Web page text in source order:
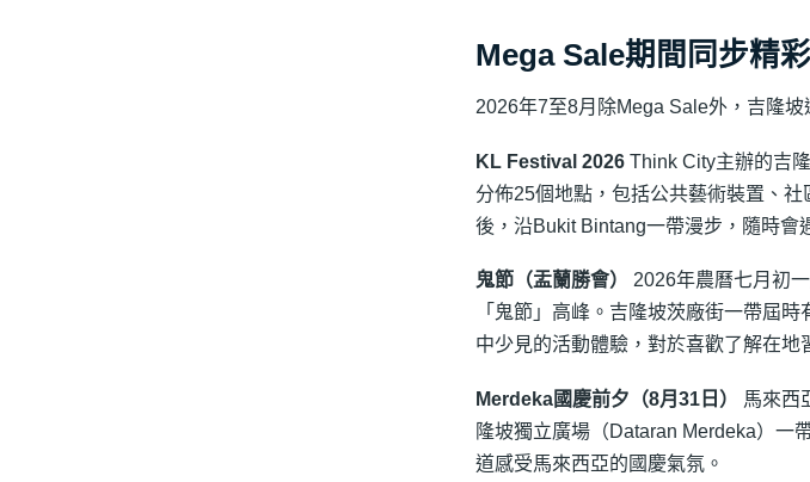
Mega Sale期間同步精
2026年7至8月除Mega Sale外，吉隆
KL Festival 2026 Think City主辦的吉
分佈25個地點，包括公共藝術裝置、
後，沿Bukit Bintang一帶漫步，隨時會
鬼節（盂蘭勝會）
2026年農曆七月初
「鬼節」高峰。吉隆坡茨廠街一帶屆
中少見的活動體驗，對於喜歡了解在地
Merdeka國慶前夕（8月31日）
馬來西
隆坡獨立廣場（Dataran Merdeka）一
道感受馬來西亞的國慶氣氛。